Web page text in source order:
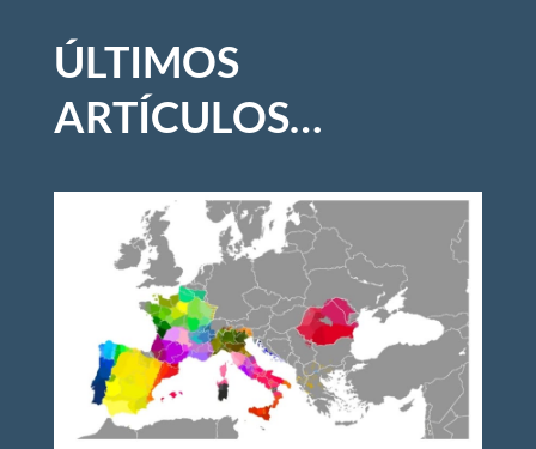
ÚLTIMOS
ARTÍCULOS…